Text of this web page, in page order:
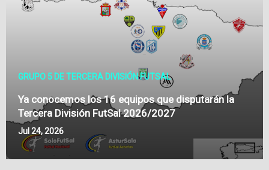
GRUPO 5 DE TERCERA DIVISIÓN FUTSAL
Ya conocemos los 16 equipos que disputarán la
Tercera División FutSal 2026/2027
Jul 24, 2026